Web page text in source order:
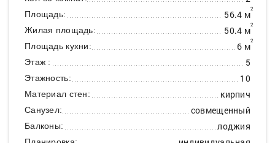
Площадь: 56.4 м2
Жилая площадь: 50.4 м2
Площадь кухни: 6 м2
Этаж : 5
Этажность: 10
Материал стен: кирпич
Санузел: совмещенный
Балконы: лоджия